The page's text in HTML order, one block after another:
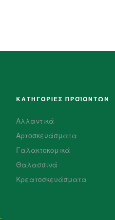
ΚΑΤΗΓΟΡΙΕΣ ΠΡΟΪΌΝΤΩΝ
Αλλαντικά
Αρτοσκευάσματα
Γαλακτοκομικά
Θαλασσινά
Κρεατοσκευάσματα